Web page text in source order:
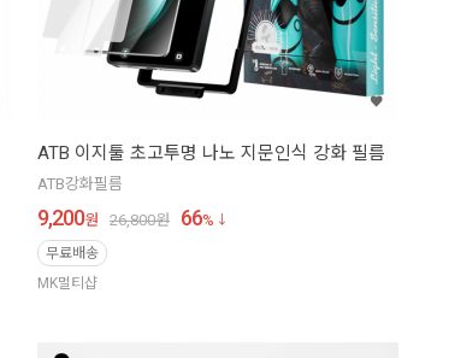
ATB 이지툴 초고투명 나노 지문인식 강화 필름
ATB강화필름
9,200원 26,800원 66%
무료배송
MK멀티샵